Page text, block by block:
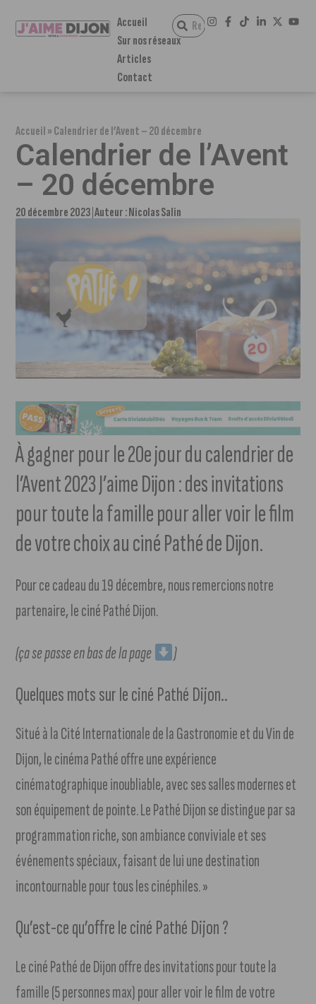
Accueil
Sur nos réseaux
Articles
Contact
Accueil»Calendrier de l’Avent – 20 décembre
Calendrier de l’Avent
– 20 décembre
20 décembre 2023 Auteur :Nicolas Salin
À gagner pour le 20e jour du calendrier de
l’Avent 2023 J’aime Dijon : des invitations
pour toute la famille pour aller voir le film
de votre choix au ciné Pathé de Dijon.
Pour ce cadeau du 19 décembre, nous remercions notre
partenaire, le ciné Pathé Dijon.
(ça se passe en bas de la page )
Quelques mots sur le ciné Pathé Dijon..
Situé à la Cité Internationale de la Gastronomie et du Vin de
Dijon, le cinéma Pathé offre une expérience
cinématographique inoubliable, avec ses salles modernes et
son équipement de pointe. Le Pathé Dijon se distingue par sa
programmation riche, son ambiance conviviale et ses
événements spéciaux, faisant de lui une destination
incontournable pour tous les cinéphiles. »
Qu’est-ce qu’offre le ciné Pathé Dijon ?
Le ciné Pathé de Dijon offre des invitations pour toute la
famille (5 personnes max) pour aller voir le film de votre